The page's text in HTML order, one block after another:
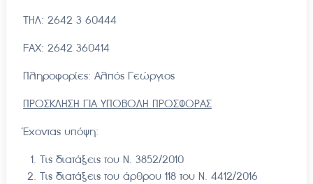
ΤΗΛ: 2642 3 60444
FAX: 2642 360414
Πληροφορίες: Αλπός Γεώργιος
ΠΡΟΣΚΛΗΣΗ ΓΙΑ ΥΠΟΒΟΛΗ ΠΡΟΣΦΟΡΑΣ
Έχοντας υπόψη:
Τις διατάξεις του Ν. 3852/2010
Τις διατάξεις του άρθρου 118 του Ν. 4412/2016